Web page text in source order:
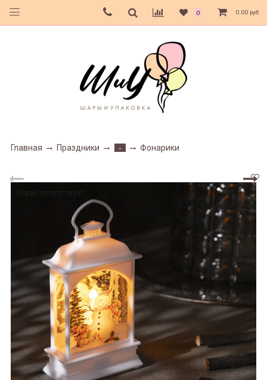
0 0.00 руб
Главная Праздники - Фонарики
Товар отсутствует